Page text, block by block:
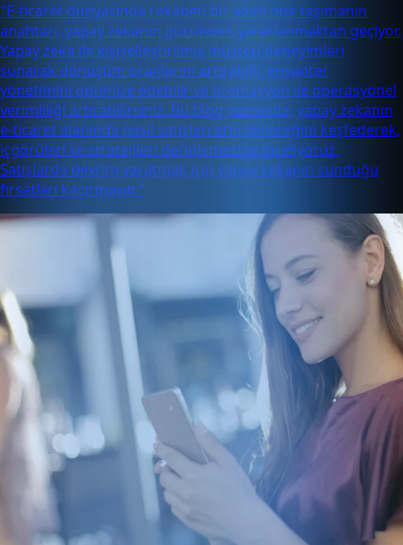
"E-ticaret dünyasında rekabeti bir adım öne taşımanın
anahtarı, yapay zekanın gücünden yararlanmaktan geçiyor.
Yapay zeka ile kişiselleştirilmiş müşteri deneyimleri
sunarak dönüşüm oranlarını artırabilir, envanter
yönetimini optimize edebilir ve otomasyon ile operasyonel
verimliliği artırabilirsiniz. Bu blog yazısında, yapay zekanın
e-ticaret alanında nasıl satışları artırabileceğini keşfederek,
içgörüleri ve stratejileri derinlemesine inceliyoruz.
Satışlarda devrim yaratmak için yapay zekanın sunduğu
fırsatları kaçırmayın."